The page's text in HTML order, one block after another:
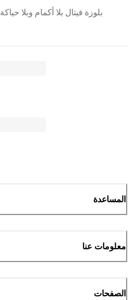
بلوزة فيتال بلا أكمام وبلا حياكة
المساعدة
معلومات عنا
الصفحات